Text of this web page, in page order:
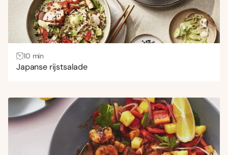
10 min
Japanse rijstsalade